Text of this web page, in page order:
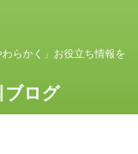
らかく」お役立ち情報を
ブログ